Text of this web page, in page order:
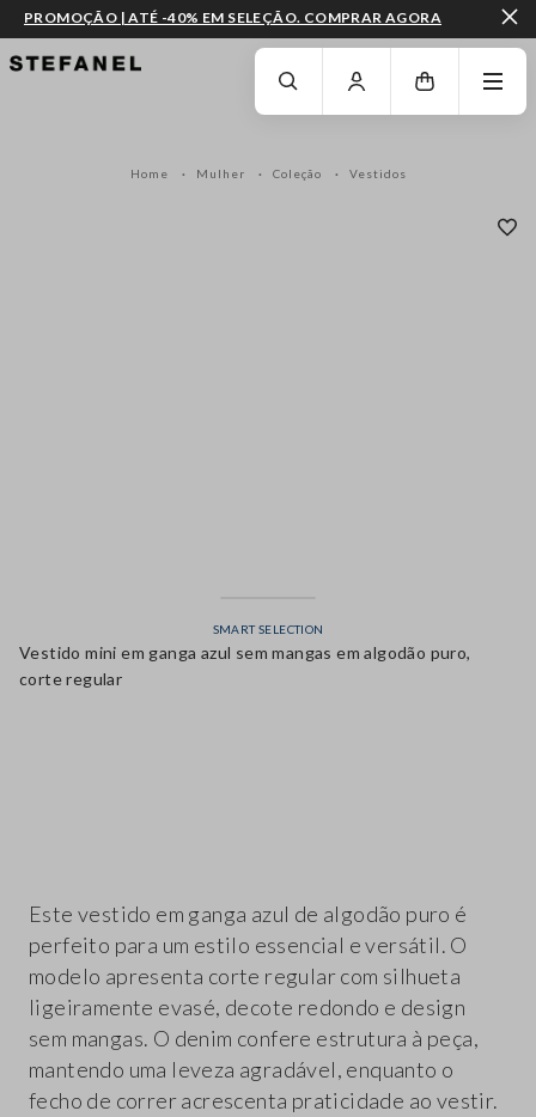
IR PARA O CONTEÚDO PRINCIPAL DESÇA ATÉ AO FIM DA PÁGINA
PROMOÇÃO | ATÉ -40% EM SELEÇÃO. COMPRAR AGORA
Home Mulher Coleção Vestidos
SMART SELECTION
Vestido mini em ganga azul sem mangas em algodão puro,
corte regular
Este vestido em ganga azul de algodão puro é
perfeito para um estilo essencial e versátil. O
modelo apresenta corte regular com silhueta
ligeiramente evasé, decote redondo e design
sem mangas. O denim confere estrutura à peça,
mantendo uma leveza agradável, enquanto o
fecho de correr acrescenta praticidade ao vestir.